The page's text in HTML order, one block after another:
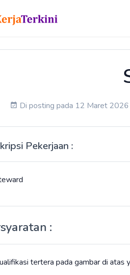
Di posting pada 12 Maret
Pekerjaan :
:
tertera pada gambar di atas